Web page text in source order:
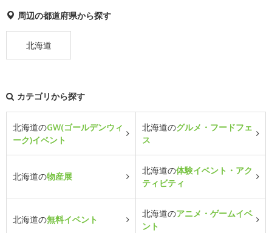
周辺の都道府県から探す
北海道
カテゴリから探す
北海道のGW(ゴールデンウィ
ーク)イベント
北海道のグルメ・フードフェ
ス
北海道の物産展
北海道の体験イベント・アク
ティビティ
北海道の無料イベント
北海道のアニメ・ゲームイベ
ント